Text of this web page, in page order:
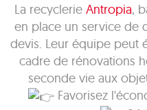
La recyclerie Antropia,
en place un service de
devis. Leur équipe peut
cadre de rénovations
seconde vie aux
Favorisez